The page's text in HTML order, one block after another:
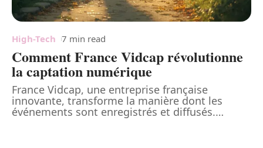
High-Tech 7 min read
Comment France Vidcap révolutionne
la captation numérique
France Vidcap, une entreprise française
innovante, transforme la manière dont les
événements sont enregistrés et diffusés.…